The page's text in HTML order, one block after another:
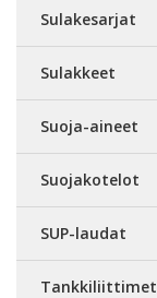
Sulakesarjat
Sulakkeet
Suoja-aineet
Suojakotelot
SUP-laudat
Tankkiliittimet